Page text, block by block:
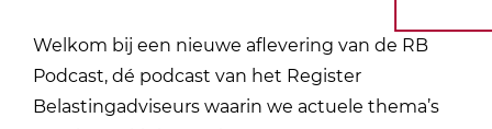
Welkom bij een nieuwe aflevering van de RB
Podcast, dé podcast van het Register
Belastingadviseurs waarin we actuele thema’s